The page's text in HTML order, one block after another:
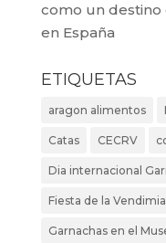
como un
en España
ETIQUETAS
aragon alimentos
Catas CECRV
Dia internacional
Fiesta de la Vendimia
Garnachas en el